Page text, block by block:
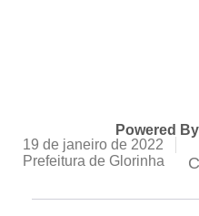
Powered
19 de janeiro de 2022
Prefeitura de Glorinha